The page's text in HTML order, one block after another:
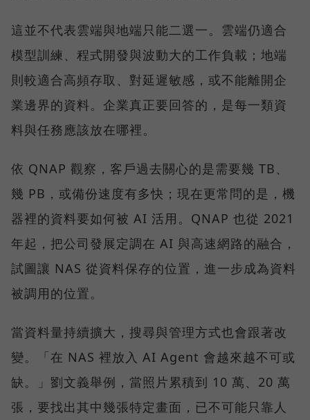
這並不代表雲端與地端只能二選一。雲端仍適合
模型訓練、程式開發與波動大的工作負載；地端
則較適合高頻存取、對延遲敏感，或不能離開企
業邊界的資料。企業真正要回答的，是每一類資
料與任務應該放在哪裡。
依 QNAP 觀察，客戶過去關心的是需要幾 TB、
幾 PB，或備份速度有多快；現在更常問的是，機
器裡的資料要如何被 AI 活用。QNAP 也從 2021
年起，把公司發展定調在 AI 與高速網路的融合，
試圖讓 NAS 從資料保存的位置，進一步成為資料
被調用的位置。
當資料量持續擴大，搜尋與管理方式也會跟著改
變。「在 NAS 裡放入 AI Agent 會越來越不可或
缺。」劉文義舉例，當照片累積到 10 萬、20 萬
張，要找出其中幾張特定畫面，已不可能只靠人